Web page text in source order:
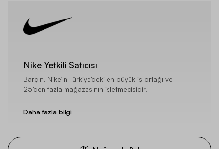
Nike Yetkili Satıcısı
Barçın, Nike’ın Türkiye’deki en büyük iş ortağı ve
25’den fazla mağazasının işletmecisidir.
Daha fazla bilgi